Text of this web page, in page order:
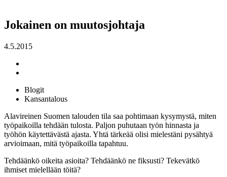
Jokainen on muutosjohtaja
4.5.2015
Blogit
Kansantalous
Alavireinen Suomen talouden tila saa pohtimaan kysymystä, miten
työpaikoilla tehdään tulosta. Paljon puhutaan työn hinnasta ja
työhön käytettävästä ajasta. Yhtä tärkeää olisi mielestäni pysähtyä
arvioimaan, mitä työpaikoilla tapahtuu.
Tehdäänkö oikeita asioita? Tehdäänkö ne fiksusti? Tekevätkö
ihmiset mielellään töitä?